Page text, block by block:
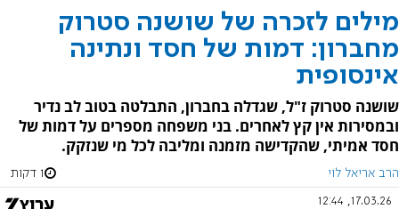
מילים לזכרה של שושנה סטרוק
מחברון: דמות של חסד ונתינה
אינסופית
שושנה סטרוק ז"ל, שגדלה בחברון, התבלטה בטוב לב נדיר
ובמסירות אין קץ לאחרים. בני משפחה מספרים על דמות של
חסד אמיתי, שהקדישה מזמנה ומליבה לכל מי שנזקק.
הרב אריאל לוי 1 דקות
17.03.26, 12:44